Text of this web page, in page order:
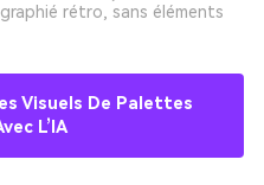
rétro, sans éléments
Visuels De Palettes
L’IA